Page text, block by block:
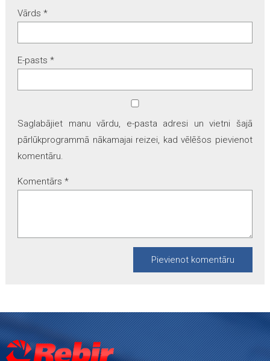
Vārds *
E-pasts *
Saglabājiet manu vārdu, e-pasta adresi un vietni šajā
pārlūkprogrammā nākamajai reizei, kad vēlēšos pievienot
komentāru.
Komentārs *